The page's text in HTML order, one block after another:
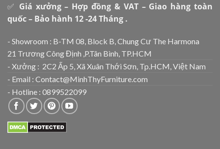
✅ Giá xưởng – Hợp đồng & VAT – Giao hàng toàn
quốc – Bảo hành 12 -24 Tháng .
- Showroom : B-TM 08, Block B, Chung Cư The Harmona
21 Trương Công Định ,P.Tân Bình, TP.HCM
- Xưởng : 2C2 Ấp 5, Xã Xuân Thới Sơn, Tp.HCM, Việt Nam
- Email : Contact@MinhThyFurniture.com
- Hotline : 0899522099